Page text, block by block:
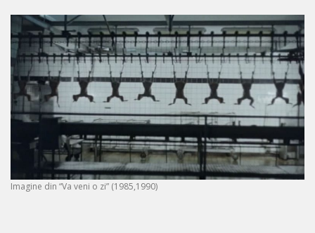
Imagine din “Va veni o zi” (1985,1990)